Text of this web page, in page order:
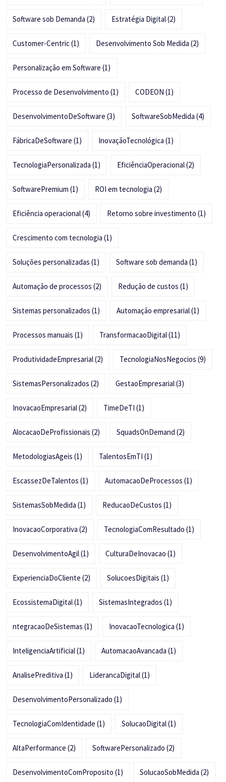
Software sob Demanda (2) Estratégia Digital(2)
Customer-Centric(1) Desenvolvimento Sob Medida (2)
Personalização em Software (1)
Processo de Desenvolvimento (1) CODEON (1)
DesenvolvimentoDeSoftware (3) SoftwareSobMedida (4)
FábricaDeSoftware (1) InovaçãoTecnológica (1)
TecnologiaPersonalizada (1) EficiênciaOperacional(2)
SoftwarePremium (1) ROI em tecnologia (2)
Eficiência operacional(4) Retorno sobre investimento (1)
Crescimento com tecnologia (1)
Soluções personalizadas (1) Software sob demanda (1)
Automação de processos (2) Redução de custos (1)
Sistemas personalizados (1) Automação empresarial(1)
Processos manuais (1) TransformacaoDigital(11)
ProdutividadeEmpresarial(2) TecnologiaNosNegocios (9)
SistemasPersonalizados (2) GestaoEmpresarial(3)
InovacaoEmpresarial(2) TimeDeTI (1)
AlocacaoDeProfissionais (2) SquadsOnDemand (2)
MetodologiasAgeis (1) TalentosEmTI (1)
EscassezDeTalentos (1) AutomacaoDeProcessos (1)
SistemasSobMedida (1) ReducaoDeCustos (1)
InovacaoCorporativa (2) TecnologiaComResultado (1)
DesenvolvimentoAgil(1) CulturaDeInovacao (1)
ExperienciaDoCliente (2) SolucoesDigitais (1)
EcossistemaDigital(1) SistemasIntegrados (1)
ntegracaoDeSistemas (1) InovacaoTecnologica (1)
InteligenciaArtificial(1) AutomacaoAvancada (1)
AnalisePreditiva (1) LiderancaDigital(1)
DesenvolvimentoPersonalizado (1)
TecnologiaComIdentidade (1) SolucaoDigital(1)
AltaPerformance (2) SoftwarePersonalizado (2)
DesenvolvimentoComProposito (1) SolucaoSobMedida (2)